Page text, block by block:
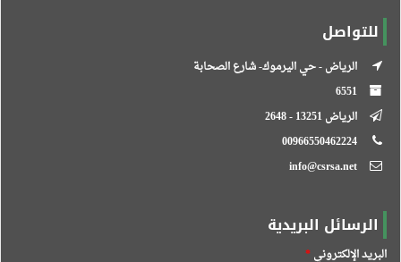
للتواصل
الرياض - حي اليرموك- شارع الصحابة
الرياض 13251 - 2648
الرسائل البريدية
البريد الإلكتروني*